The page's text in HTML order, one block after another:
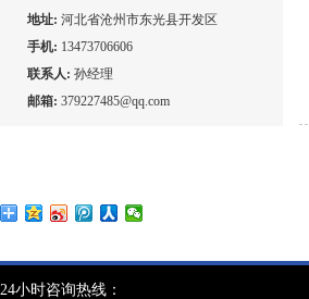
地址: 河北省沧州市东光县开发区
手机: 13473706606
联系人: 孙经理
邮箱: 379227485@qq.com
24小时咨询热线：